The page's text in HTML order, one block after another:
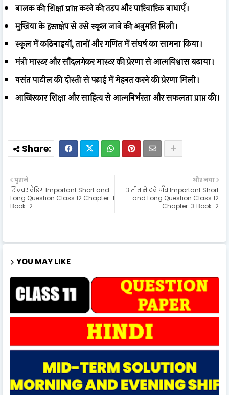
बालक की शिक्षा प्राप्त करने की तड़प और पारिवारिक बाधाएँ।
मुखिया के हस्तक्षेप से उसे स्कूल जाने की अनुमति मिली।
स्कूल में कठिनाइयों, तानों और गणित में संघर्ष का सामना किया।
मंत्री मास्टर और सौंदलगेकर मास्टर की प्रेरणा से आत्मविश्वास बढ़ाया।
वसंत पाटील की दोस्ती से पढ़ाई में मेहनत करने की प्रेरणा मिली।
आखिरकार शिक्षा और साहित्य से आत्मनिर्भरता और सफलता प्राप्त की।
और नया
अतीत में दबे पाँव Important Short
and Long Question Class 12
Chapter-3 Book-2
पुराने
सिल्वर वैडिंग Important Short and
Long Question Class 12 Chapter-1
Book-2
YOU MAY LIKE